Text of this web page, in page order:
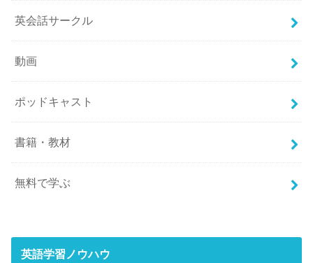
英会話サークル
動画
ポッドキャスト
書籍・教材
無料で学ぶ
英語学習ノウハウ